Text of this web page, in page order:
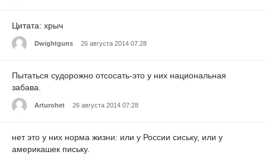
Цитата: хрыч
Dwightguns 26 августа 2014 07:28
Пытаться судорожно отсосать-это у них национальная
забава.
Arturohet 26 августа 2014 07:28
нет это у них норма жизни: или у России сиську, или у
америкашек письку.